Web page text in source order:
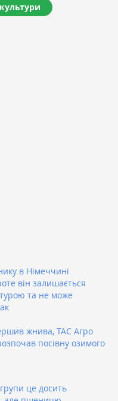
в Німеччині
він залишається
та не може
жнива, ТАС Агро
посівну озимого
це досить